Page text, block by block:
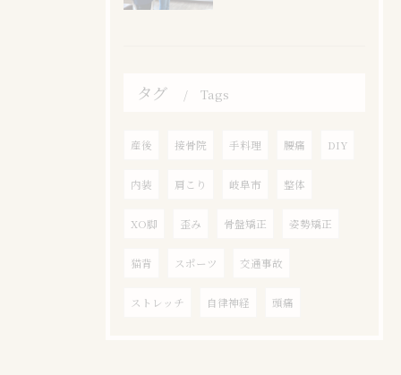
タグ Tags
産後 接骨院 手料理 腰痛 DIY
内装 肩こり 岐阜市 整体
XO脚 歪み 骨盤矯正 姿勢矯正
猫背 スポーツ 交通事故
ストレッチ 自律神経 頭痛